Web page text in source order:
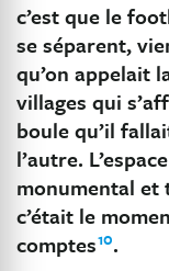
c’est que le
se séparent,
qu’on appelait
villages qui
boule qu’il
l’autre.
monumental et
c’était le
comptes10.